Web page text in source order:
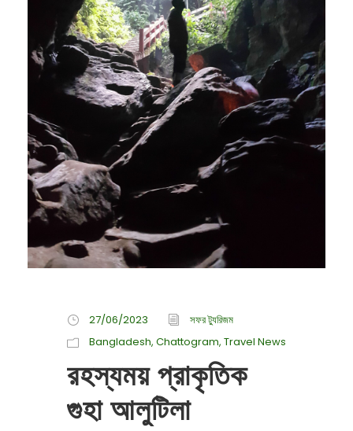
27/06/2023
সফর ট্যুরিজম
Bangladesh, Chattogram, Travel News
রহস্যময় প্রাকৃতিক
গুহা আলুটিলা